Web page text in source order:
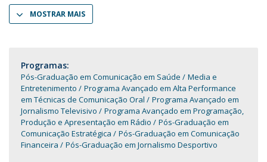
MOSTRAR MAIS
Programas:
Pós-Graduação em Comunicação em Saúde
Media e
Entretenimento
Programa Avançado em Alta Performance
em Técnicas de Comunicação Oral
Programa Avançado em
Jornalismo Televisivo
Programa Avançado em Programação,
Produção e Apresentação em Rádio
Pós-Graduação em
Comunicação Estratégica
Pós-Graduação em Comunicação
Financeira
Pós-Graduação em Jornalismo Desportivo